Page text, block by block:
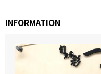
INFORMATION